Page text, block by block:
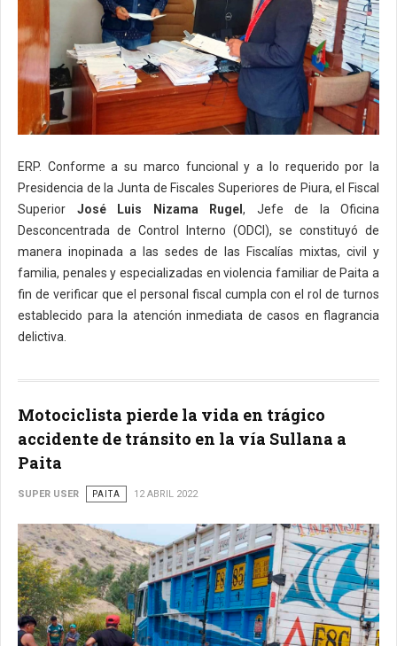
ERP. Conforme a su marco funcional y a lo requerido por la
Presidencia de la Junta de Fiscales Superiores de Piura, el Fiscal
Superior José Luis Nizama Rugel , Jefe de la Oficina
Desconcentrada de Control Interno (ODCI), se constituyó de
manera inopinada a las sedes de las Fiscalías mixtas, civil y
familia, penales y especializadas en violencia familiar de Paita a
fin de verificar que el personal fiscal cumpla con el rol de turnos
establecido para la atención inmediata de casos en flagrancia
delictiva.
Motociclista pierde la vida en trágico
accidente de tránsito en la vía Sullana a
Paita
SUPER USER PAITA 12 ABRIL 2022